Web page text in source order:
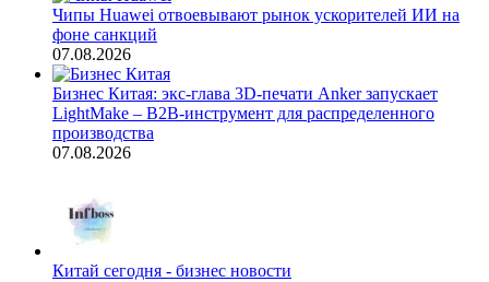
Чипы Huawei отвоевывают рынок ускорителей ИИ на
фоне санкций
07.08.2026
Бизнес Китая: экс-глава 3D-печати Anker запускает
LightMake – B2B-инструмент для распределенного
производства
07.08.2026
Китай сегодня - бизнес новости